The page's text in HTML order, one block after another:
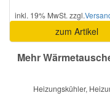
inkl. 19% MwSt. zzgl.
zum Artikel
Mehr
Heizungskühler,
Vauxhall Ersatzteile